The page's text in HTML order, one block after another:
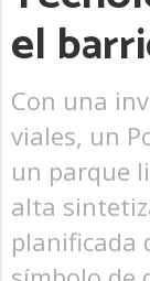
el
Con una
viales, un
un parque
alta
planificada